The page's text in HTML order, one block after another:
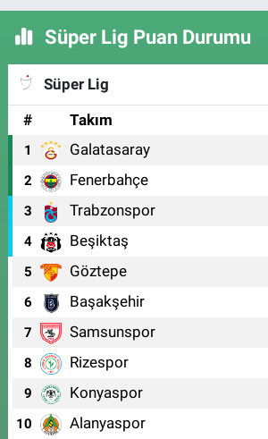
Süper Lig Puan Durumu
Süper Lig
#
Takım
1 Galatasaray
2 Fenerbahçe
3 Trabzonspor
4 Beşiktaş
5 Göztepe
6 Başakşehir
7 Samsunspor
8 Rizespor
9 Konyaspor
10 Alanyaspor